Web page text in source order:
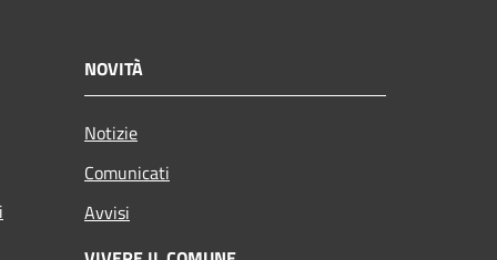
NOVITÀ
Notizie
Comunicati
Avvisi